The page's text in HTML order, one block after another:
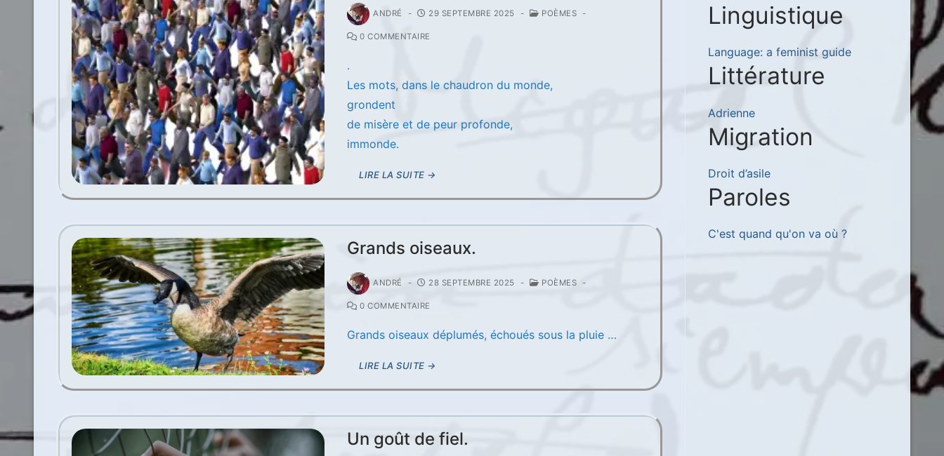
ANDRÉ - 29 SEPTEMBRE 2025 - POÈMES -
0 COMMENTAIRE
.
Les mots, dans le chaudron du monde,
grondent
de misère et de peur profonde,
immonde.
LIRE LA SUITE →
Grands oiseaux.
ANDRÉ - 28 SEPTEMBRE 2025 - POÈMES -
0 COMMENTAIRE
Grands oiseaux déplumés, échoués sous la pluie …
LIRE LA SUITE →
Un goût de fiel.
Linguistique
Language: a feminist guide
Littérature
Adrienne
Migration
Droit d’asile
Paroles
C'est quand qu'on va où ?